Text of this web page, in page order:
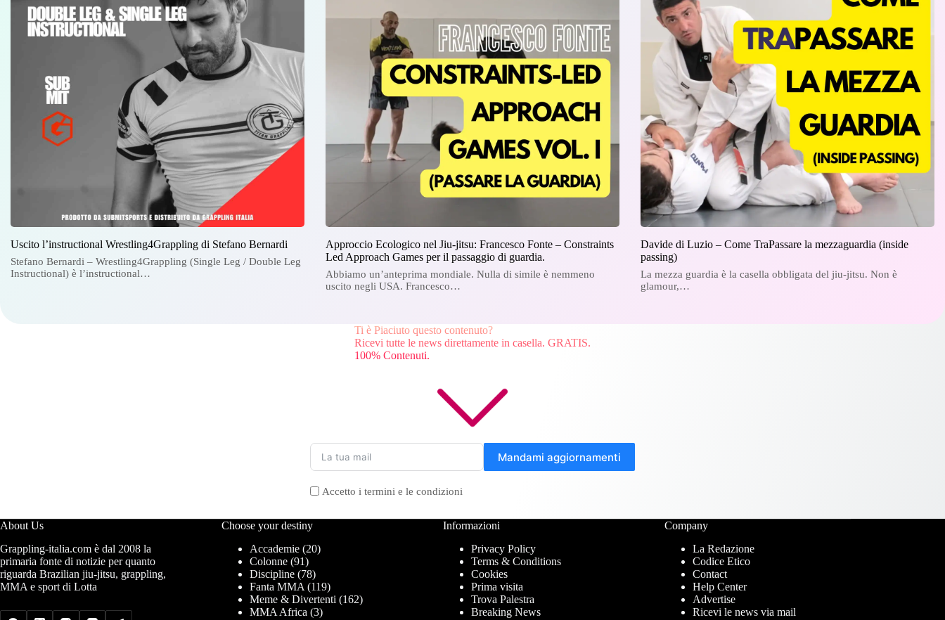
Uscito l’instructional Wrestling4Grappling di Stefano Bernardi
Stefano Bernardi – Wrestling4Grappling (Single Leg / Double Leg
Instructional) è l’instructional…
Approccio Ecologico nel Jiu-jitsu: Francesco Fonte – Constraints
Led Approach Games per il passaggio di guardia.
Abbiamo un’anteprima mondiale. Nulla di simile è nemmeno
uscito negli USA. Francesco…
Davide di Luzio – Come TraPassare la mezzaguardia (inside
passing)
La mezza guardia è la casella obbligata del jiu-jitsu. Non è
glamour,…
Ti è Piaciuto questo contenuto?
Ricevi tutte le news direttamente in casella. GRATIS.
100% Contenuti.
Mandami aggiornamenti
Accetto i termini e le condizioni
About Us
Grappling-italia.com è dal 2008 la
primaria fonte di notizie per quanto
riguarda Brazilian jiu-jitsu, grappling,
MMA e sport di Lotta
Choose your destiny
Accademie(20)
Colonne(91)
Discipline(78)
Fanta MMA (119)
Meme & Divertenti (162)
MMA Africa (3)
Informazioni
Privacy Policy
Terms & Conditions
Cookies
Prima visita
Trova Palestra
Breaking News
Company
La Redazione
Codice Etico
Contact
Help Center
Advertise
Ricevi le news via mail